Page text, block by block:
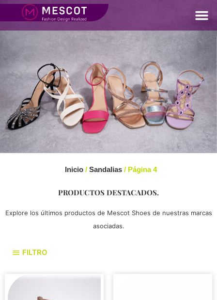
Inicio / Sandalias / Página 4
PRODUCTOS DESTACADOS.
Explore los últimos productos de Mescot Shoes de nuestras marcas
asociadas.
FILTRO